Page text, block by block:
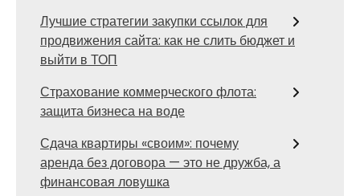
Лучшие стратегии закупки ссылок для
продвижения сайта: как не слить бюджет и
выйти в ТОП
Страхование коммерческого флота:
защита бизнеса на воде
Сдача квартиры «своим»: почему
аренда без договора — это не дружба, а
финансовая ловушка